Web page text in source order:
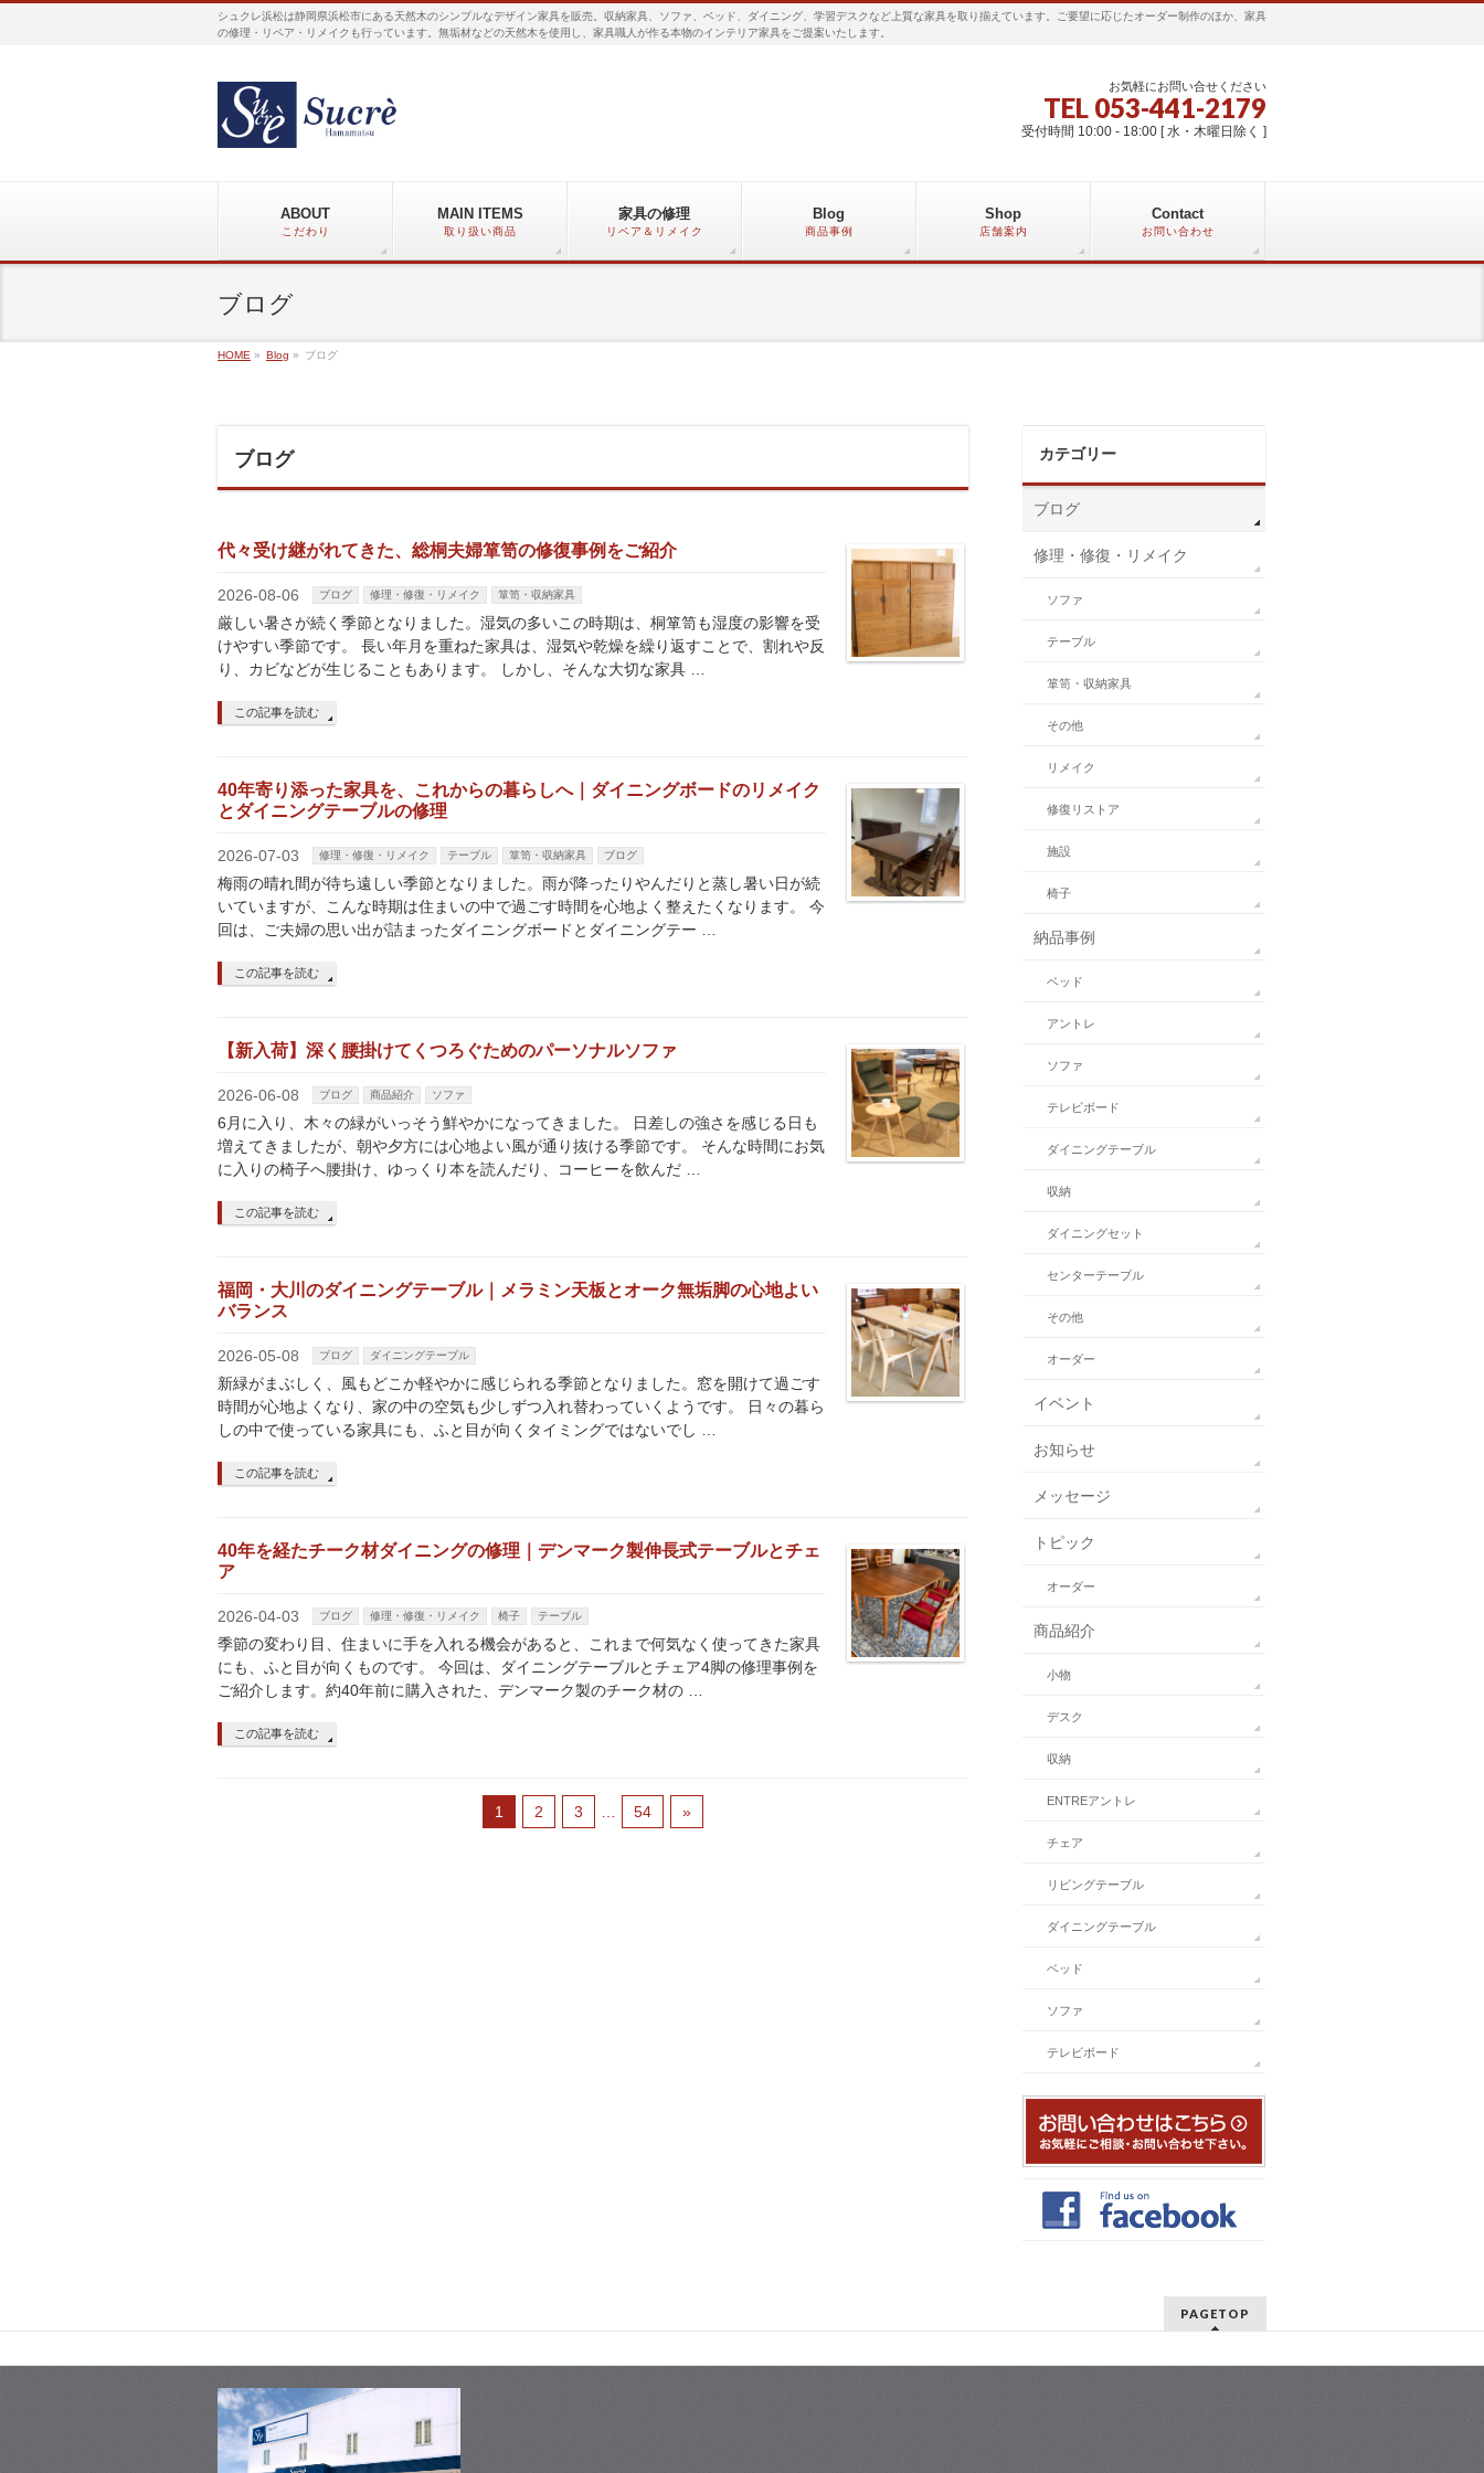
シュクレ浜松は静岡県浜松市にある天然木のシンプルなデザイン家具を販売。収納家具、ソファ、ベッド、ダイニング、学習デスクなど上質な家具を取り揃えています。ご要望に応じたオーダー制作のほか、家具
の修理・リペア・リメイクも行っています。無垢材などの天然木を使用し、家具職人が作る本物のインテリア家具をご提案いたします。
お気軽にお問い合せください
TEL 053-441-2179
受付時間 10:00 - 18:00 [ 水・木曜日除く ]
ABOUT
こだわり
MAIN ITEMS
取り扱い商品
家具の修理
リペア＆リメイク
Blog
商品事例
Shop
店舗案内
Contact
お問い合わせ
ブログ
HOME » Blog » ブログ
ブログ
代々受け継がれてきた、総桐夫婦箪笥の修復事例をご紹介
2026-08-06 ブログ 修理・修復・リメイク 箪笥・収納家具
厳しい暑さが続く季節となりました。湿気の多いこの時期は、桐箪笥も湿度の影響を受
けやすい季節です。 長い年月を重ねた家具は、湿気や乾燥を繰り返すことで、割れや反
り、カビなどが生じることもあります。 しかし、そんな大切な家具 …
この記事を読む
40年寄り添った家具を、これからの暮らしへ｜ダイニングボードのリメイク
とダイニングテーブルの修理
2026-07-03 修理・修復・リメイク テーブル 箪笥・収納家具 ブログ
梅雨の晴れ間が待ち遠しい季節となりました。雨が降ったりやんだりと蒸し暑い日が続
いていますが、こんな時期は住まいの中で過ごす時間を心地よく整えたくなります。 今
回は、ご夫婦の思い出が詰まったダイニングボードとダイニングテー …
この記事を読む
【新入荷】深く腰掛けてくつろぐためのパーソナルソファ
2026-06-08 ブログ 商品紹介 ソファ
6月に入り、木々の緑がいっそう鮮やかになってきました。 日差しの強さを感じる日も
増えてきましたが、朝や夕方には心地よい風が通り抜ける季節です。 そんな時間にお気
に入りの椅子へ腰掛け、ゆっくり本を読んだり、コーヒーを飲んだ …
この記事を読む
福岡・大川のダイニングテーブル｜メラミン天板とオーク無垢脚の心地よい
バランス
2026-05-08 ブログ ダイニングテーブル
新緑がまぶしく、風もどこか軽やかに感じられる季節となりました。窓を開けて過ごす
時間が心地よくなり、家の中の空気も少しずつ入れ替わっていくようです。 日々の暮ら
しの中で使っている家具にも、ふと目が向くタイミングではないでし …
この記事を読む
40年を経たチーク材ダイニングの修理｜デンマーク製伸長式テーブルとチェ
ア
2026-04-03 ブログ 修理・修復・リメイク 椅子 テーブル
季節の変わり目、住まいに手を入れる機会があると、これまで何気なく使ってきた家具
にも、ふと目が向くものです。 今回は、ダイニングテーブルとチェア4脚の修理事例を
ご紹介します。約40年前に購入された、デンマーク製のチーク材の …
この記事を読む
1 2 3 54 »
カテゴリー
ブログ
修理・修復・リメイク
ソファ
テーブル
箪笥・収納家具
その他
リメイク
修復リストア
施設
椅子
納品事例
ベッド
アントレ
ソファ
テレビボード
ダイニングテーブル
収納
ダイニングセット
センターテーブル
その他
オーダー
イベント
お知らせ
メッセージ
トピック
オーダー
商品紹介
小物
デスク
収納
ENTREアントレ
チェア
リビングテーブル
ダイニングテーブル
ベッド
ソファ
テレビボード
PAGETOP